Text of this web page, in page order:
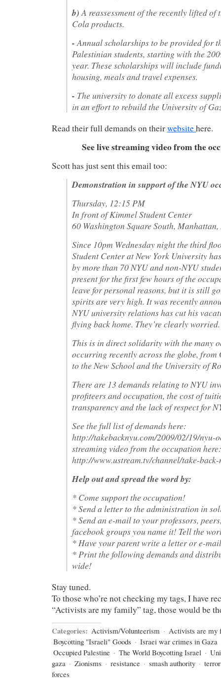
b)A reassessment of the recently lifted of
Cola products.
-Annual scholarships to be provided for
Palestinian students, starting with the
year. These scholarships will include
housing, meals and travel expenses.
- The university to donate all excess
in an effort to rebuild the University of
Read their full demands on theirwebsitehere.
See live streaming video from the
Scott has just sent this email too:
Demonstration in support of the NYU
Thursday, 12:15 PM
In front of Kimmel Student Center
60 Washington Square South, Manhattan,
Since 10pm Wednesday night the third
Student Center at New York University
by more than 70 NYU and non-NYU
present for the first few hours of the
leave for personal reasons, but it is still
spirits are very high. It was recently
NYU university relations has cut his
flying back home. They’re clearly worried.
This is in direct solidarity with the many
occurring recently across the globe, from
to the New School and the University of
There are 13 demands relating to NYU
profiteers and occupation, the cost of
transparency and the lack of respect for
See the full list of demands here:
http://takebacknyu.com/2009/02/19/nyu-
streaming video from the occupation here:
http://www.ustream.tv/channel/take-back-
Help out and spread the word by:
* Come support the occupation!
* Send a letter to the administration in
* Send an e-mail to your professors,
facebook groups you name it! Tell the
* Have your parent write a letter or e-
* Print the following demands and
wide!
Stay tuned.
To those who’re not checking my tags, I have
“Activists are my family” tag, those would be
Categories: Activism/Volunteerism · Activists are my
Boycotting "Israeli" Goods · Israei war crimes in Gaza
Occupied Palestine · The World Boycotting Israel ·
gaza · Zionisms · resistance · smash authority ·
forces